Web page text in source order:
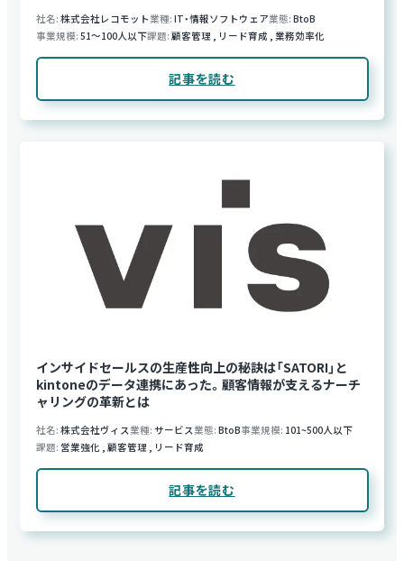
社名 株式会社レコモット業種 IT・情報ソフトウェア業態 BtoB
事業規模 51～100人以下課題 顧客管理 リード育成 業務効率化
記事を読む
インサイドセールスの生産性向上の秘訣は「SATORI」と
kintoneのデータ連携にあった。顧客情報が支えるナーチ
ャリングの革新とは
社名 株式会社ヴィス業種 サービス業態 BtoB事業規模 101~500人以下
課題 営業強化 , 顧客管理, リード育成
記事を読む